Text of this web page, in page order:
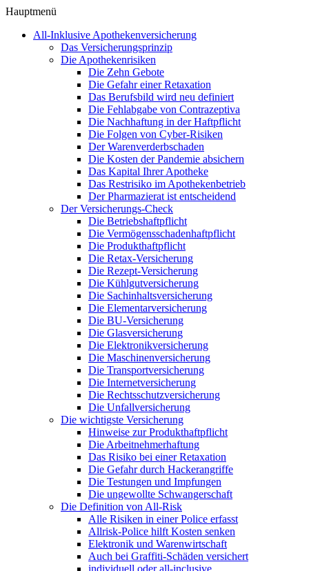
Hauptmenü
All-Inklusive Apothekenversicherung
Das Versicherungsprinzip
Die Apothekenrisiken
Die Zehn Gebote
Die Gefahr einer Retaxation
Das Berufsbild wird neu definiert
Die Fehlabgabe von Contrazeptiva
Die Nachhaftung in der Haftpflicht
Die Folgen von Cyber-Risiken
Der Warenverderbschaden
Die Kosten der Pandemie absichern
Das Kapital Ihrer Apotheke
Das Restrisiko im Apothekenbetrieb
Der Pharmazierat ist entscheidend
Der Versicherungs-Check
Die Betriebshaftpflicht
Die Vermögensschadenhaftpflicht
Die Produkthaftpflicht
Die Retax-Versicherung
Die Rezept-Versicherung
Die Kühlgutversicherung
Die Sachinhaltsversicherung
Die Elementarversicherung
Die BU-Versicherung
Die Glasversicherung
Die Elektronikversicherung
Die Maschinenversicherung
Die Transportversicherung
Die Internetversicherung
Die Rechtsschutzversicherung
Die Unfallversicherung
Die wichtigste Versicherung
Hinweise zur Produkthaftpflicht
Die Arbeitnehmerhaftung
Das Risiko bei einer Retaxation
Die Gefahr durch Hackerangriffe
Die Testungen und Impfungen
Die ungewollte Schwangerschaft
Die Definition von All-Risk
Alle Risiken in einer Police erfasst
Allrisk-Police hilft Kosten senken
Elektronik und Warenwirtschaft
Auch bei Graffiti-Schäden versichert
individuell oder all-inclusive